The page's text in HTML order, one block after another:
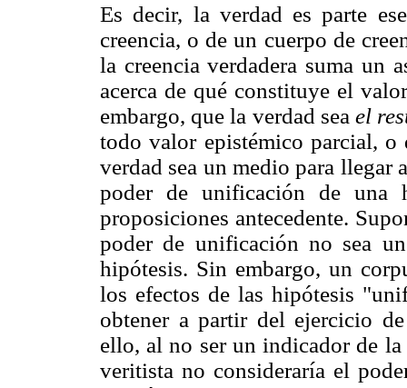
Es decir, la verdad es parte
creencia, o de un cuerpo de
la creencia verdadera suma un
acerca de qué constituye el
embargo, que la verdad seael
todo valor epistémico parcial,
verdad sea un medio para llegar
poder de unificación de una
proposiciones antecedente.
poder de unificación no sea
hipótesis. Sin embargo, un
los efectos de las hipótesis
obtener a partir del ejercicio de
ello, al no ser un indicador de
veritista no consideraría el